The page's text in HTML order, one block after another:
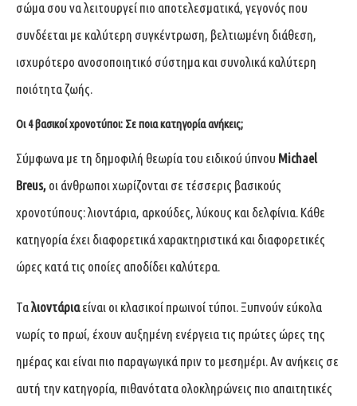
σώμα σου να λειτουργεί πιο αποτελεσματικά, γεγονός που
συνδέεται με καλύτερη συγκέντρωση, βελτιωμένη διάθεση,
ισχυρότερο ανοσοποιητικό σύστημα και συνολικά καλύτερη
ποιότητα ζωής.
Οι 4 βασικοί χρονοτύποι: Σε ποια κατηγορία ανήκεις;
Σύμφωνα με τη δημοφιλή θεωρία του ειδικού ύπνου Michael
Breus, οι άνθρωποι χωρίζονται σε τέσσερις βασικούς
χρονοτύπους: λιοντάρια, αρκούδες, λύκους και δελφίνια. Κάθε
κατηγορία έχει διαφορετικά χαρακτηριστικά και διαφορετικές
ώρες κατά τις οποίες αποδίδει καλύτερα.
Ταλιοντάριαείναι οι κλασικοί πρωινοί τύποι. Ξυπνούν εύκολα
νωρίς το πρωί, έχουν αυξημένη ενέργεια τις πρώτες ώρες της
ημέρας και είναι πιο παραγωγικά πριν το μεσημέρι. Αν ανήκεις σε
αυτή την κατηγορία, πιθανότατα ολοκληρώνεις πιο απαιτητικές